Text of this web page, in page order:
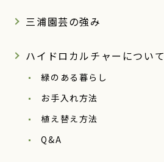
三浦園芸の強み
ハイドロカルチャーについて
緑のある暮らし
お手入れ方法
植え替え方法
Q&A